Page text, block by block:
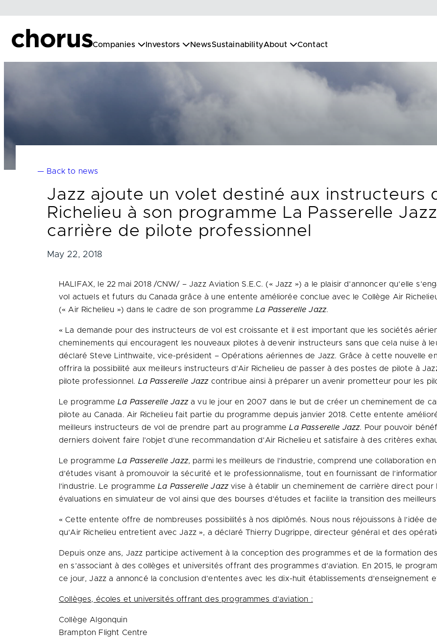
content
Companies Investors NewsSustainabilityAbout Contact
— Back to news
Jazz ajoute un volet destiné aux instructeurs
Richelieu à son programme La Passerelle
carrière de pilote professionnel
May 22, 2018
HALIFAX, le 22 mai 2018 /CNW/ – Jazz Aviation S.E.C. (« Jazz ») a le plaisir d’annoncer qu’elle
vol actuels et futurs duCanada grâce à une entente améliorée conclue avec le Collège Air
(« Air Richelieu ») dans le cadre de son programmeLa Passerelle Jazz.
« La demande pour des instructeurs de vol est croissante et il est important que les sociétés
cheminements qui encouragent les nouveaux pilotes à devenir instructeurs sans que cela nuise à
déclaré Steve Linthwaite, vice-président – Opérations aériennes de Jazz. Grâce à cette nouvelle
offrira la possibilité aux meilleurs instructeurs d’Air Richelieu de passer à des postes de pilote à
pilote professionnel. La Passerelle Jazzcontribue ainsi à préparer un avenir prometteur pour les
Le programmeLa Passerelle Jazza vu le jour en 2007 dans le but de créer un cheminement de
pilote au Canada. Air Richelieu fait partie du programme depuis janvier 2018. Cette entente
meilleurs instructeurs de vol de prendre part au programmeLa Passerelle Jazz. Pour pouvoir
derniers doivent faire l’objet d’une recommandation d’Air Richelieu et satisfaire à des critères
Le programmeLa Passerelle Jazz, parmi les meilleurs de l’industrie, comprend une collaboration
d’études visant à promouvoir la sécurité et le professionnalisme, tout en fournissant de
l’industrie. Le programmeLa Passerelle Jazzvise à établir un cheminement de carrière direct pour
évaluations en simulateur de vol ainsi que des bourses d’études et facilite la transition des
« Cette entente offre de nombreuses possibilités à nos diplômés. Nous nous réjouissons à l’idée
qu’Air Richelieu entretient avec Jazz », a déclaré Thierry Dugrippe, directeur général et des
Depuis onze ans, Jazz participe activement à la conception des programmes et de la formation
en s’associant à des collèges et universités offrant des programmes d’aviation. En 2015, le
ce jour, Jazz a annoncé la conclusion d’ententes avec les dix-huit établissements d’enseignement
Collèges, écoles et universités offrant des programmes d’aviation :
Collège Algonquin
Brampton Flight Centre